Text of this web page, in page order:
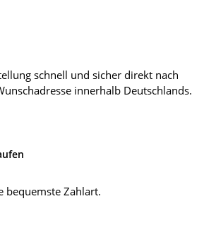
schnell und sicher direkt nach
innerhalb Deutschlands.
bequemste Zahlart.